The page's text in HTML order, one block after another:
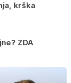
krška
ZDA